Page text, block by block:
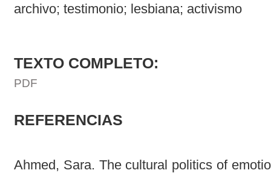
archivo; testimonio; lesbiana; activismo
TEXTO COMPLETO:
PDF
REFERENCIAS
Ahmed, Sara. The cultural politics of